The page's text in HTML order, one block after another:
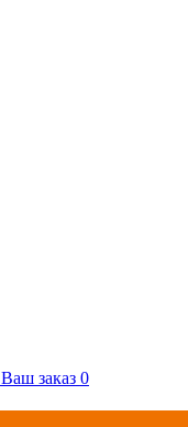
Ваш заказ 0